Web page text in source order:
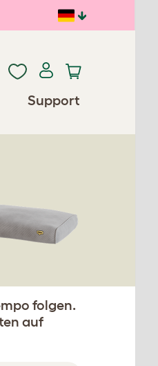
Support
folgen.
auf